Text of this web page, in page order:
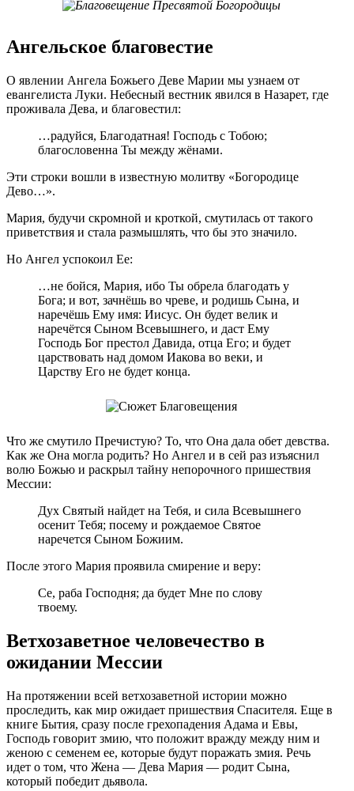
Ангельское благовестие
О явлении Ангела Божьего Деве Марии мы узнаем от
евангелиста Луки. Небесный вестник явился в Назарет, где
проживала Дева, и благовестил:
…радуйся, Благодатная! Господь с Тобою;
благословенна Ты между жёнами.
Эти строки вошли в известную молитву «Богородице
Дево…».
Мария, будучи скромной и кроткой, смутилась от такого
приветствия и стала размышлять, что бы это значило.
Но Ангел успокоил Ее:
…не бойся, Мария, ибо Ты обрела благодать у
Бога; и вот, зачнёшь во чреве, и родишь Сына, и
наречёшь Ему имя: Иисус. Он будет велик и
наречётся Сыном Всевышнего, и даст Ему
Господь Бог престол Давида, отца Его; и будет
царствовать над домом Иакова во веки, и
Царству Его не будет конца.
Что же смутило Пречистую? То, что Она дала обет девства.
Как же Она могла родить? Но Ангел и в сей раз изъяснил
волю Божью и раскрыл тайну непорочного пришествия
Мессии:
Дух Святый найдет на Тебя, и сила Всевышнего
осенит Тебя; посему и рождаемое Святое
наречется Сыном Божиим.
После этого Мария проявила смирение и веру:
Се, раба Господня; да будет Мне по слову
твоему.
Ветхозаветное человечество в
ожидании Мессии
На протяжении всей ветхозаветной истории можно
проследить, как мир ожидает пришествия Спасителя. Еще в
книге Бытия, сразу после грехопадения Адама и Евы,
Господь говорит змию, что положит вражду между ним и
женою с семенем ее, которые будут поражать змия. Речь
идет о том, что Жена — Дева Мария — родит Сына,
который победит дьявола.